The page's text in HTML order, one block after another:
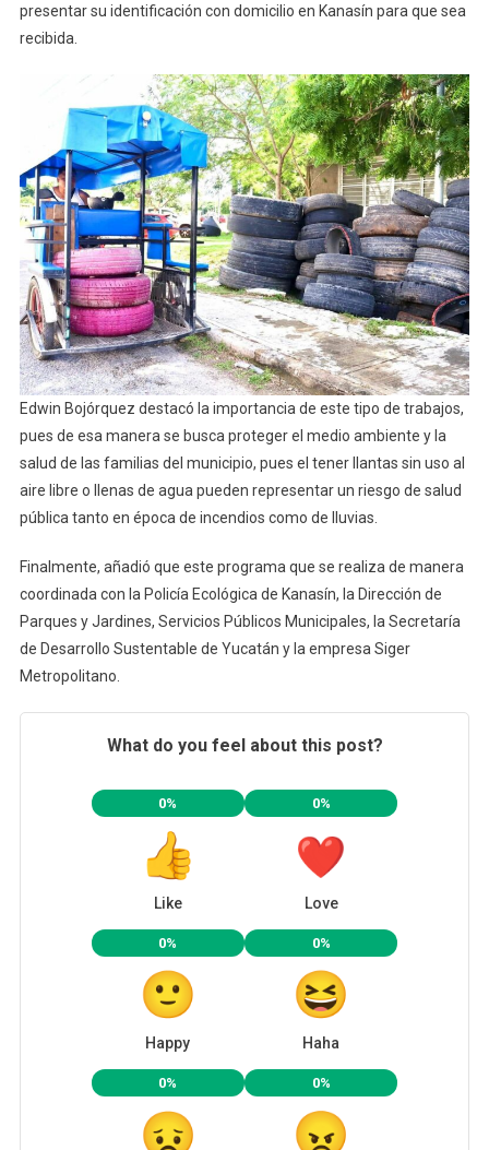
presentar su identificación con domicilio en Kanasín para que sea
recibida.
Edwin Bojórquez destacó la importancia de este tipo de trabajos,
pues de esa manera se busca proteger el medio ambiente y la
salud de las familias del municipio, pues el tener llantas sin uso al
aire libre o llenas de agua pueden representar un riesgo de salud
pública tanto en época de incendios como de lluvias.
Finalmente, añadió que este programa que se realiza de manera
coordinada con la Policía Ecológica de Kanasín, la Dirección de
Parques y Jardines, Servicios Públicos Municipales, la Secretaría
de Desarrollo Sustentable de Yucatán y la empresa Siger
Metropolitano.
What do you feel about this post?
0%
Like
0%
Love
0%
Happy
0%
Haha
0% 0%